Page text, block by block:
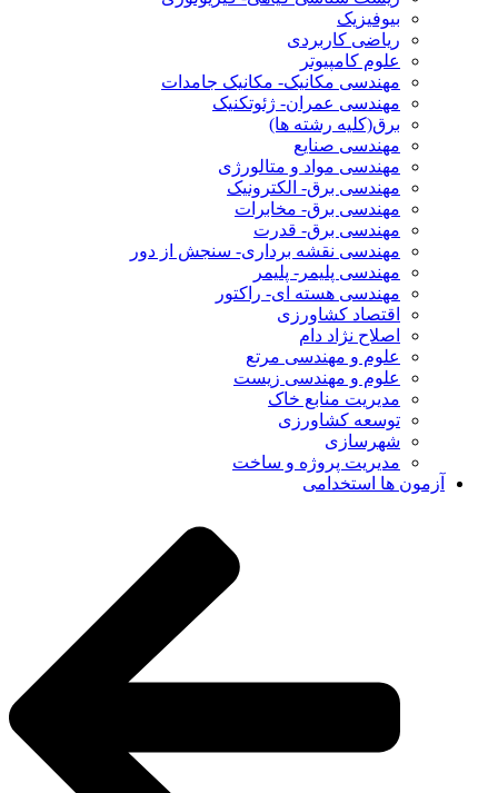
بیوفیزیک
ریاضی کاربردی
علوم کامپیوتر
مهندسی مکانیک- مکانیک جامدات
مهندسی عمران- ژئوتکنیک
برق(کلیه رشته ها)
مهندسی صنایع
مهندسی مواد و متالورژی
مهندسی برق- الکترونیک
مهندسی برق- مخابرات
مهندسی برق- قدرت
مهندسی نقشه برداری- سنجش از دور
مهندسی پلیمر- پلیمر
مهندسی هسته ای- راکتور
اقتصاد کشاورزی
اصلاح نژاد دام
علوم و مهندسی مرتع
علوم و مهندسی زیست
مدیریت منابع خاک
توسعه کشاورزی
شهرسازی
مدیریت پروژه و ساخت
آزمون ها استخدامی